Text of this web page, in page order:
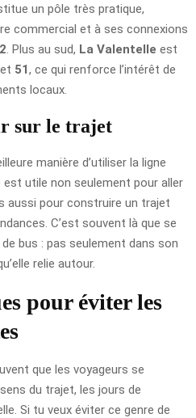
un pôle très pratique,
commercial et à ses connexions
. Plus au sud, La Valentelle est
et 51, ce qui renforce l’intérêt de
locaux.
sur le trajet
manière d’utiliser la ligne
utile non seulement pour aller
aussi pour construire un trajet
C’est souvent là que se
de bus : pas seulement dans son
relie autour.
pour éviter les
que les voyageurs se
du trajet, les jours de
Si tu veux éviter ce genre de